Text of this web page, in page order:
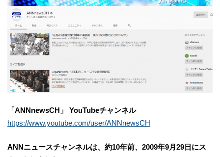
「ANNnewsCH」 YouTubeチャンネル
https://www.youtube.com/user/ANNnewsCH
ANNニュースチャンネルは、約10年前、2009年9月29日にス